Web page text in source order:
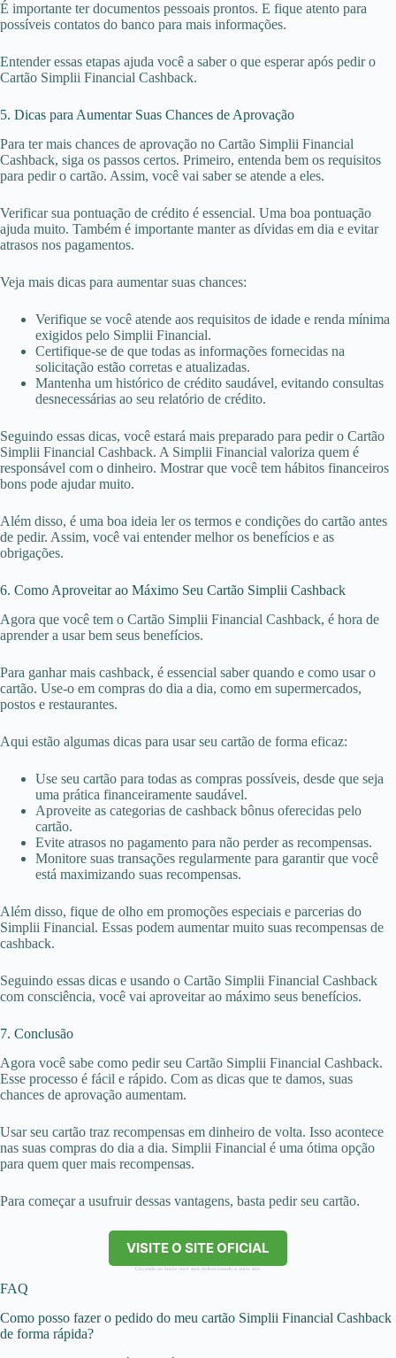
É importante ter documentos pessoais prontos. E fique atento para
possíveis contatos do banco para mais informações.
Entender essas etapas ajuda você a saber o que esperar após pedir o
Cartão Simplii Financial Cashback.
5. Dicas para Aumentar Suas Chances de Aprovação
Para ter mais chances de aprovação no Cartão Simplii Financial
Cashback, siga os passos certos. Primeiro, entenda bem os requisitos
para pedir o cartão. Assim, você vai saber se atende a eles.
Verificar sua pontuação de crédito é essencial. Uma boa pontuação
ajuda muito. Também é importante manter as dívidas em dia e evitar
atrasos nos pagamentos.
Veja mais dicas para aumentar suas chances:
Verifique se você atende aos requisitos de idade e renda mínima
exigidos pelo Simplii Financial.
Certifique-se de que todas as informações fornecidas na
solicitação estão corretas e atualizadas.
Mantenha um histórico de crédito saudável, evitando consultas
desnecessárias ao seu relatório de crédito.
Seguindo essas dicas, você estará mais preparado para pedir o Cartão
Simplii Financial Cashback. A Simplii Financial valoriza quem é
responsável com o dinheiro. Mostrar que você tem hábitos financeiros
bons pode ajudar muito.
Além disso, é uma boa ideia ler os termos e condições do cartão antes
de pedir. Assim, você vai entender melhor os benefícios e as
obrigações.
6. Como Aproveitar ao Máximo Seu Cartão Simplii Cashback
Agora que você tem o Cartão Simplii Financial Cashback, é hora de
aprender a usar bem seus benefícios.
Para ganhar mais cashback, é essencial saber quando e como usar o
cartão. Use-o em compras do dia a dia, como em supermercados,
postos e restaurantes.
Aqui estão algumas dicas para usar seu cartão de forma eficaz:
Use seu cartão para todas as compras possíveis, desde que seja
uma prática financeiramente saudável.
Aproveite as categorias de cashback bônus oferecidas pelo
cartão.
Evite atrasos no pagamento para não perder as recompensas.
Monitore suas transações regularmente para garantir que você
está maximizando suas recompensas.
Além disso, fique de olho em promoções especiais e parcerias do
Simplii Financial. Essas podem aumentar muito suas recompensas de
cashback.
Seguindo essas dicas e usando o Cartão Simplii Financial Cashback
com consciência, você vai aproveitar ao máximo seus benefícios.
7. Conclusão
Agora você sabe como pedir seu Cartão Simplii Financial Cashback.
Esse processo é fácil e rápido. Com as dicas que te damos, suas
chances de aprovação aumentam.
Usar seu cartão traz recompensas em dinheiro de volta. Isso acontece
nas suas compras do dia a dia. Simplii Financial é uma ótima opção
para quem quer mais recompensas.
Para começar a usufruir dessas vantagens, basta pedir seu cartão.
VISITE O SITE OFICIAL
Clicando no botão você será redirecionado a outro site.
FAQ
Como posso fazer o pedido do meu cartão Simplii Financial Cashback
de forma rápida?